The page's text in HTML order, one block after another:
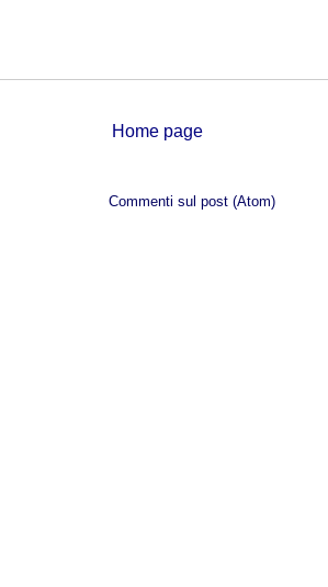
Home page
Commenti sul post (Atom)